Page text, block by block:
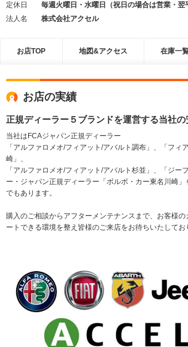
定休日
毎週火曜日・水曜日（祝日の場合は営業・翌
法人名
株式会社アクセル
お店TOP 地図&アクセス 在庫一
お店の実績
正規ディーラー５ブランドを運営する当社の
当社はFCAジャパン正規ディーラー
「アルファロメオ/フィアット/アバルト調布」、「フィ
崎」、
「アルファロメオ/フィアット/アバルト杉並」、「ジー
ー・ジャパン正規ディーラー「ボルボ・カー東名川崎
でもあります。
購入のご相談からアフターメンテナンスまで、お客様
ートできる環境を整え皆様のご来店をお待ちいたしてお